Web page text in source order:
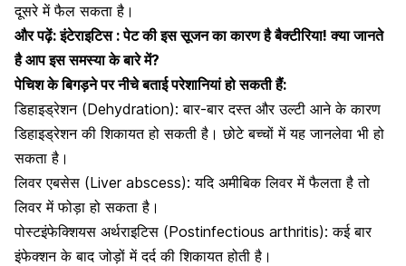
दूसरे में फैल सकता है।
और पढ़ें:इंटेराइटिस : पेट की इस सूजन का कारण है बैक्टीरिया! क्या जानते
है आप इस समस्या के बारे में?
पेचिश के बिगड़ने पर नीचे बताई परेशानियां हो सकती हैं:
डिहाइड्रेशन(Dehydration): बार-बार दस्त और उल्टी आने के कारण
डिहाइड्रेशन की शिकायत हो सकती है। छोटे बच्चों में यह जानलेवा भी हो
सकता है।
लिवर एबसेस (Liver abscess): यदि अमीबिक लिवर में फैलता है तो
लिवर में फोड़ा हो सकता है।
पोस्टइंफेक्शियस अर्थराइटिस (Postinfectious arthritis): कई बार
इंफेक्शन के बादजोड़ों में दर्दकी शिकायत होती है।